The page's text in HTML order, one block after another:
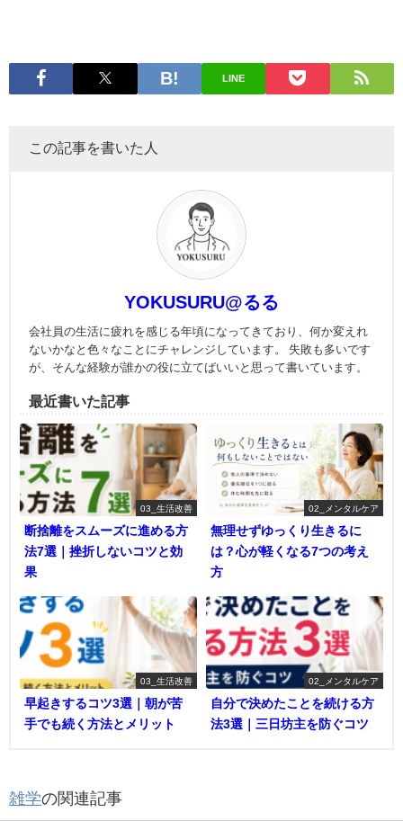
LINE
この記事を書いた人
YOKUSURU@るる
会社員の生活に疲れを感じる年頃になってきており、何か変えれ
ないかなと色々なことにチャレンジしています。 失敗も多いです
が、そんな経験が誰かの役に立てばいいと思って書いています。
最近書いた記事
03_生活改善
断捨離をスムーズに進める方
法7選｜挫折しないコツと効
果
02_メンタルケア
無理せずゆっくり生きるに
は？心が軽くなる7つの考え
方
03_生活改善
早起きするコツ3選｜朝が苦
手でも続く方法とメリット
02_メンタルケア
自分で決めたことを続ける方
法3選｜三日坊主を防ぐコツ
雑学の関連記事